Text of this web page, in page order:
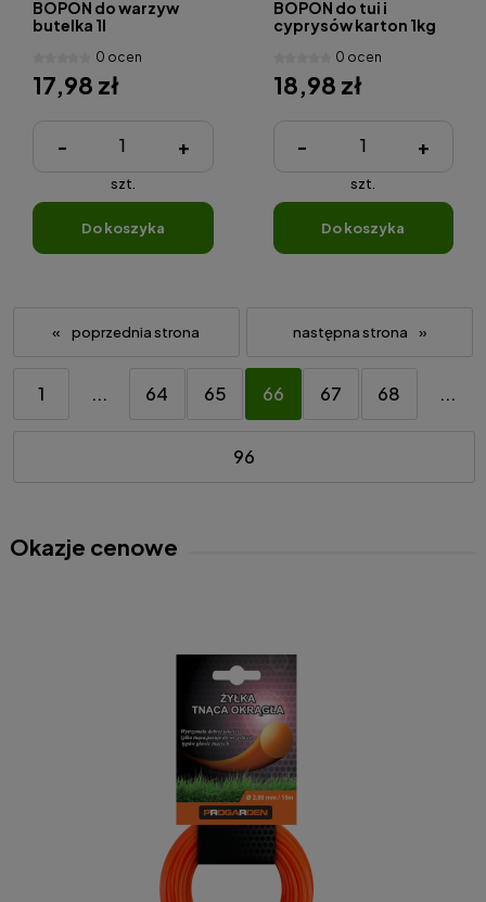
BOPON do warzyw
butelka 1l
0 ocen
17,98 zł
- +
szt.
do koszyka
BOPON do tui i
cyprysów karton 1kg
0 ocen
18,98 zł
- +
szt.
do koszyka
«
1 ... 64 65 66 67 68 ...
96
»
Okazje cenowe